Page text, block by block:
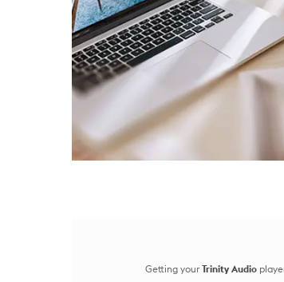
Getting your Trinity Audio